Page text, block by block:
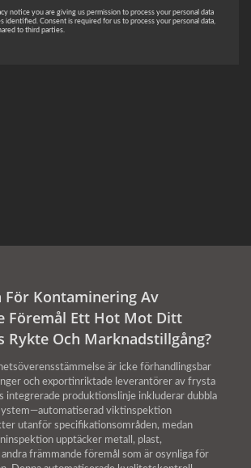
För Kontaminering Av
Föremål Ett Hot Mot Ditt
Rykte Och Marknadstillgång?
är icke förhandlingsbar
och exportinriktade leverantörer av frysta
integrerade produktionslinje inkluderar dubbla
viktinspektion
utanför specifikationsområden, medan
upptäcker metall, plast,
främmande föremål som är osynliga för